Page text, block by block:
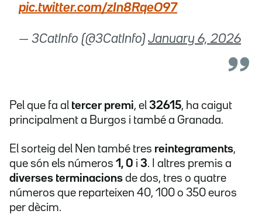
pic.twitter.com/zIn8RqeO97
— 3CatInfo (@3CatInfo) January 6, 2026
Pel que fa al tercer premi, el 32615, ha caigut
principalment a Burgos i també a Granada.
El sorteig del Nen també tres reintegraments,
que són els números 1, 0 i 3. I altres premis a
diverses terminacions de dos, tres o quatre
números que reparteixen 40, 100 o 350 euros
per dècim.